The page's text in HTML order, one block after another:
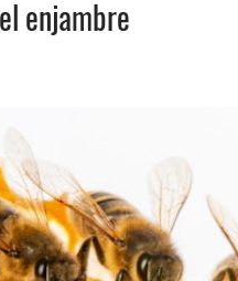
enjambre